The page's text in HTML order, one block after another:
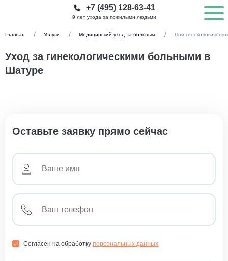
9 лет ухода за пожилыми людьми
+7 (495) 128-63-41
Главная Услуги Медицинский уход за больным При
Уход за гинекологическими больными в
Шатуре
Оставьте заявку прямо сейчас
Согласен на обработку персональных данных